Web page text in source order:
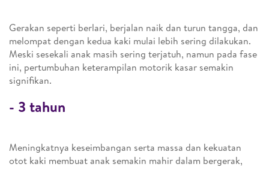
Gerakan seperti berlari, berjalan naik dan turun tangga, dan
melompat dengan kedua kaki mulai lebih sering dilakukan.
Meski sesekali anak masih sering terjatuh, namun pada fase
ini, pertumbuhan keterampilan motorik kasar semakin
signifikan.
- 3 tahun
Meningkatnya keseimbangan serta massa dan kekuatan
otot kaki membuat anak semakin mahir dalam bergerak,